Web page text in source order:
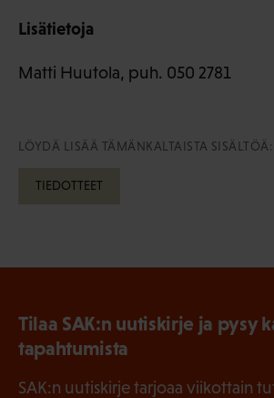
Lisätietoja
Matti Huutola, puh. 050 2781
LÖYDÄ LISÄÄ TÄMÄNKALTAISTA SISÄLTÖÄ:
TIEDOTTEET
Tilaa SAK:n uutiskirje ja pysy
tapahtumista
SAK:n uutiskirje tarjoaa viikottain